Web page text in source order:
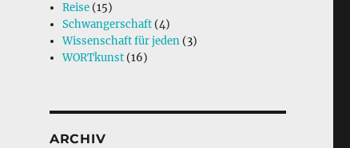
Reise (15)
Schwangerschaft (4)
Wissenschaft für jeden (3)
WORTkunst (16)
ARCHIV